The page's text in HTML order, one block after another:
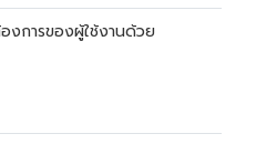
การของผู้ใช้งานด้วย